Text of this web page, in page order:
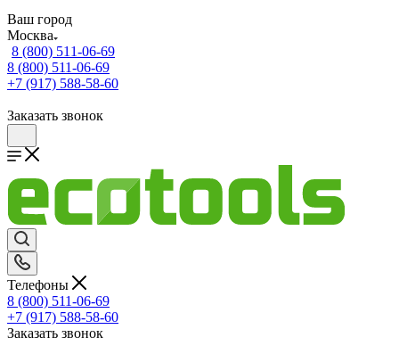
Ваш город
Москва
8 (800) 511-06-69
8 (800) 511-06-69
+7 (917) 588-58-60
Заказать звонок
Телефоны
8 (800) 511-06-69
+7 (917) 588-58-60
Заказать звонок